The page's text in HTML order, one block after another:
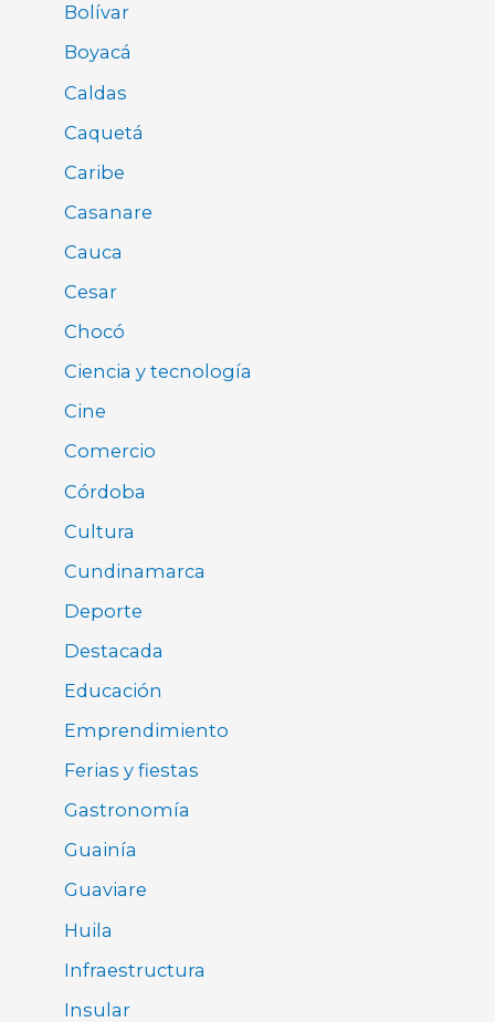
Bolívar
Boyacá
Caldas
Caquetá
Caribe
Casanare
Cauca
Cesar
Chocó
Ciencia y tecnología
Cine
Comercio
Córdoba
Cultura
Cundinamarca
Deporte
Destacada
Educación
Emprendimiento
Ferias y fiestas
Gastronomía
Guainía
Guaviare
Huila
Infraestructura
Insular